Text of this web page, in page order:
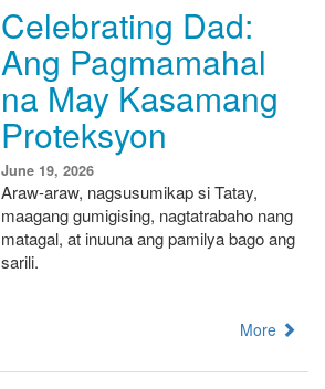
Celebrating Dad:
Ang Pagmamahal
na May Kasamang
Proteksyon
June 19, 2026
Araw-araw, nagsusumikap si Tatay,
maagang gumigising, nagtatrabaho nang
matagal, at inuuna ang pamilya bago ang
sarili.
More